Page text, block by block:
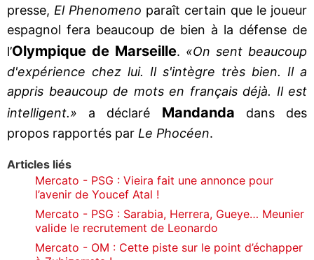
presse, El Phenomeno paraît certain que le joueur
espagnol fera beaucoup de bien à la défense de
l’Olympique de Marseille. «On sent beaucoup
d'expérience chez lui. Il s'intègre très bien. Il a
appris beaucoup de mots en français déjà. Il est
intelligent.» a déclaré Mandanda dans des
propos rapportés par Le Phocéen.
Articles liés
Mercato - PSG : Vieira fait une annonce pour
l’avenir de Youcef Atal !
Mercato - PSG : Sarabia, Herrera, Gueye… Meunier
valide le recrutement de Leonardo
Mercato - OM : Cette piste sur le point d’échapper